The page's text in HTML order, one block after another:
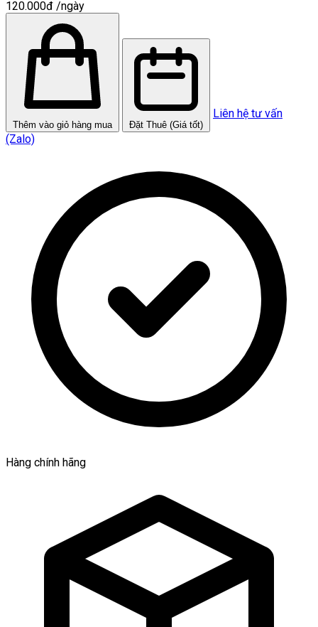
120.000đ /ngày
Thêm vào giỏ hàng mua Đặt Thuê (Giá tốt)
Liên hệ tư vấn
(Zalo)
Hàng chính hãng